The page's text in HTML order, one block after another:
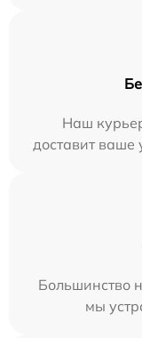
Наш
доставит ваше
Большинство
мы